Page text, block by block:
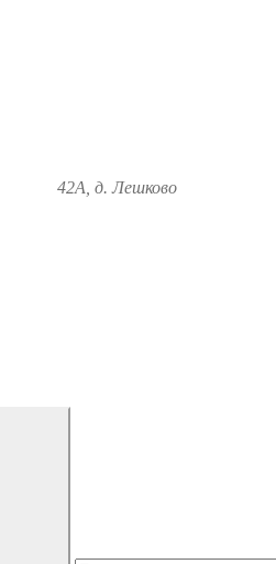
42А, д. Лешково